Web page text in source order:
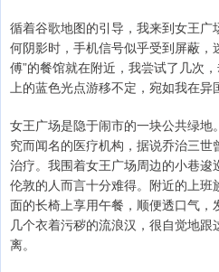
循着谷歌地图的引导，我来到女王
何阴影时，手机信号似乎受到屏蔽，
傅”的餐馆就在附近，我尝试了几次
上的蓝色光点游移不定，宛如我在异
女王广场是隐于闹市的一块公共绿
究而闻名的医疗机构，据说乔治三
治疗。我围着女王广场周边的小巷
伦敦的人而言十分难得。附近的上班
面的长椅上享用午餐，顺便透口气
几个衣着污秽的流浪汉，很自觉地
离。